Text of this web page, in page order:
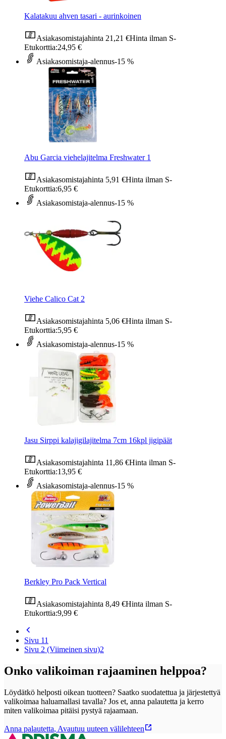
Kalatakuu ahven tasari - aurinkoinen
Asiakasomistajahinta 21,21 €Hinta ilman S-
Etukorttia:24,95 €
Asiakasomistaja-alennus-15 %
Abu Garcia viehelajitelma Freshwater 1
Asiakasomistajahinta 5,91 €Hinta ilman S-
Etukorttia:6,95 €
Asiakasomistaja-alennus-15 %
Viehe Calico Cat 2
Asiakasomistajahinta 5,06 €Hinta ilman S-
Etukorttia:5,95 €
Asiakasomistaja-alennus-15 %
Jasu Sirppi kalajigilajitelma 7cm 16kpl jigipäät
Asiakasomistajahinta 11,86 €Hinta ilman S-
Etukorttia:13,95 €
Asiakasomistaja-alennus-15 %
Berkley Pro Pack Vertical
Asiakasomistajahinta 8,49 €Hinta ilman S-
Etukorttia:9,99 €
Sivu 11
Sivu 2 (Viimeinen sivu)2
Onko valikoiman rajaaminen helppoa?
Löydätkö helposti oikean tuotteen? Saatko suodatettua ja järjestettyä
valikoimaa haluamallasi tavalla? Jos et, anna palautetta ja kerro
miten valikoimaa pitäisi pystyä rajaamaan.
Anna palautetta, Avautuu uuteen välilehteen